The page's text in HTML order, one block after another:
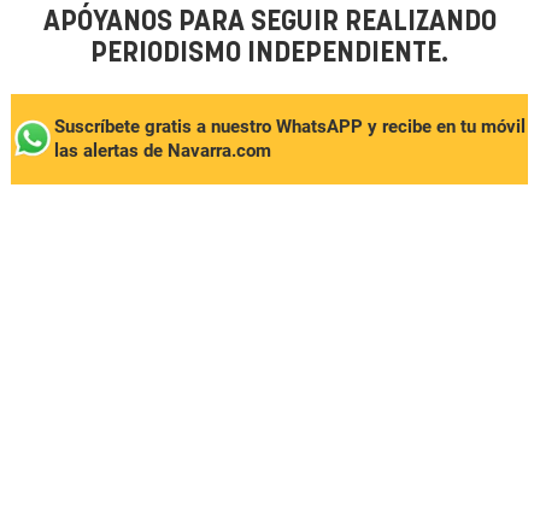
APÓYANOS PARA SEGUIR REALIZANDO
PERIODISMO INDEPENDIENTE.
Suscríbete gratis a nuestro WhatsAPP y recibe en tu móvil
las alertas de Navarra.com